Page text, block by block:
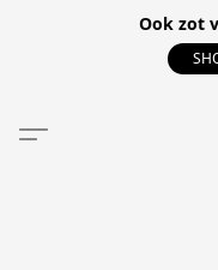
Ook zot